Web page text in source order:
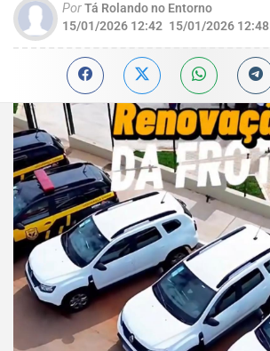
PorTá Rolando no Entorno
15/01/2026 12:42 15/01/2026 12:48